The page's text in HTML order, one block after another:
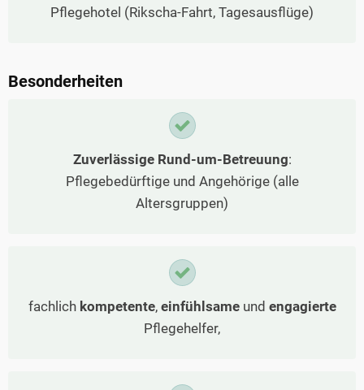
Pflegehotel (Rikscha-Fahrt, Tagesausflüge)
Besonderheiten
Zuverlässige Rund-um-Betreuung:
Pflegebedürftige und Angehörige (alle
Altersgruppen)
fachlich kompetente, einfühlsameund engagierte
Pflegehelfer,